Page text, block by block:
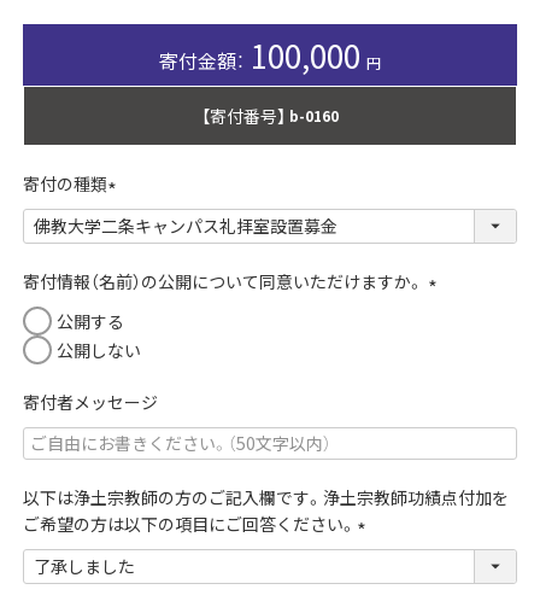
100,000
【寄付番号】 b-0160
寄付の種類
(
必
須
)
寄付情報（名前）の公開について同意いただけますか。
公開する
公開しない
寄付者メッセージ
以下は浄土宗教師の方のご記入欄です。浄土宗教師功績点付加を
ご希望の方は以下の項目にご回答ください。
(
必